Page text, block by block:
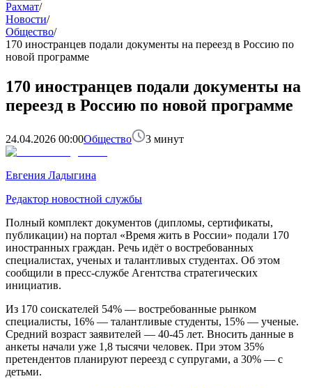
Рахмат/
Новости/
Общество/
170 иностранцев подали документы на переезд в Россию по
новой программе
170 иностранцев подали документы на
переезд в Россию по новой программе
24.04.2026 00:00Общество 3 минут
Евгения Ладыгина
Редактор новостной службы
Полный комплект документов (дипломы, сертификаты,
публикации) на портал «Время жить в России» подали 170
иностранных граждан. Речь идёт о востребованных
специалистах, ученых и талантливых студентах. Об этом
сообщили в пресс-службе Агентства стратегических
инициатив.
Из 170 соискателей 54% — востребованные рынком
специалисты, 16% — талантливые студенты, 15% — ученые.
Средний возраст заявителей — 40-45 лет. Вносить данные в
анкеты начали уже 1,8 тысячи человек. При этом 35%
претендентов планируют переезд с супругами, а 30% — с
детьми.